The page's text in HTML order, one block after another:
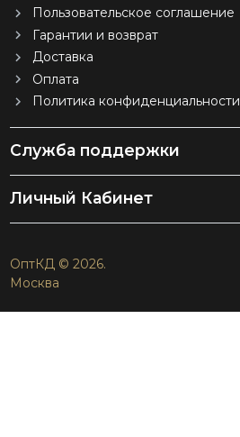
Пользовательское соглашение
Гарантии и возврат
Доставка
Оплата
Политика конфиденциальности
Служба поддержки
Личный Кабинет
ОптКД © 2026.
Москва